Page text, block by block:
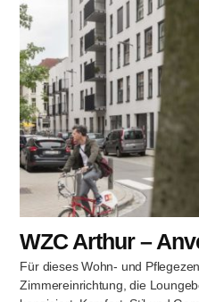
WZC Arthur –
Für dieses Wohn- und
Zimmereinrichtung, die